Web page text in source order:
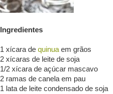
Ingredientes
1 xícara de quinua em grãos
2 xícaras de leite de soja
1/2 xícara de açúcar mascavo
2 ramas de canela em pau
1 lata de leite condensado de soja